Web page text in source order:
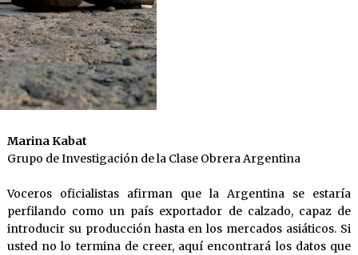
Marina Kabat
Grupo de Investigación de la Clase Obrera Argentina
Voceros oficialistas afirman que la Argentina se estaría
perfilando como un país exportador de calzado, capaz de
introducir su producción hasta en los mercados asiáticos. Si
usted no lo termina de creer, aquí encontrará los datos que